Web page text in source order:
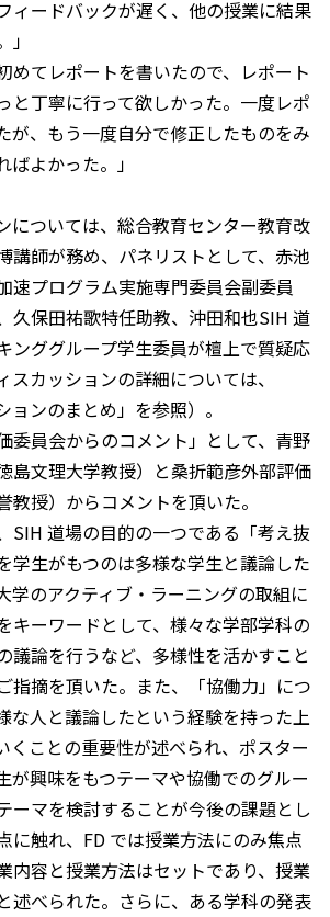
ィードバックが遅く、他の授業に結果
めてレポートを書いたので、レポート
と丁寧に行って欲しかった。一度レポ
が、もう一度自分で修正したものをみ
よかった。」
については、総合教育センター教育改
講師が務め、パネリストとして、赤池
速プログラム実施専門委員会副委員
久保田祐歌特任助教、沖田和也SIH 道
ンググループ学生委員が檀上で質疑応
カッションの詳細については、
ョンのまとめ」を参照）。
委員会からのコメント」として、青野
島文理大学教授）と桑折範彦外部評価
教授）からコメントを頂いた。
SIH 道場の目的の一つである「考え抜
学生がもつのは多様な学生と議論した
学のアクティブ・ラーニングの取組に
キーワードとして、様々な学部学科の
議論を行うなど、多様性を活かすこと
指摘を頂いた。また、「協働力」につ
な人と議論したという経験を持った上
くことの重要性が述べられ、ポスター
が興味をもつテーマや協働でのグルー
ーマを検討することが今後の課題とし
に触れ、FD では授業方法にのみ焦点
内容と授業方法はセットであり、授業
述べられた。さらに、ある学科の発表